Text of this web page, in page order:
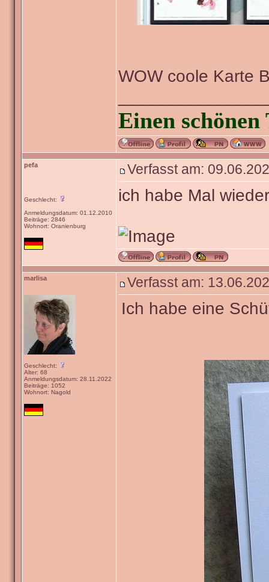
WOW coole Karte
Einen
pefa
Geschlecht:
Anmeldungsdatum: 01.12.2010
Beiträge: 2846
Wohnort: Oranienburg
Verfasst am:
ich habe Mal
marlisa
Geschlecht:
Alter: 68
Anmeldungsdatum: 28.11.2022
Beiträge: 1052
Wohnort: Nagold
Verfasst am:
Ich habe eine